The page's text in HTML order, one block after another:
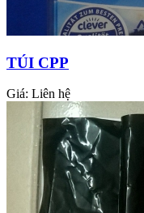
TÚI CPP
Giá: Liên hệ